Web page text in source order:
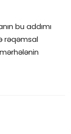
bu addımı
rəqəmsal